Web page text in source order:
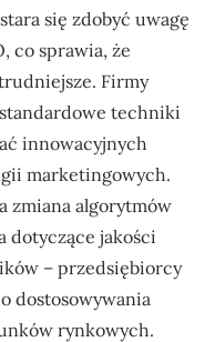
się zdobyć uwagę
co sprawia, że
Firmy
techniki
innowacyjnych
marketingowych.
zmiana algorytmów
dotyczące jakości
– przedsiębiorcy
dostosowywania
rynkowych.